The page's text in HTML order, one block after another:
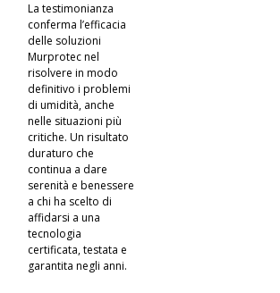
La testimonianza
conferma l’efficacia
delle soluzioni
Murprotec nel
risolvere in modo
definitivo i problemi
di umidità, anche
nelle situazioni più
critiche. Un risultato
duraturo che
continua a dare
serenità e benessere
a chi ha scelto di
affidarsi a una
tecnologia
certificata, testata e
garantita negli anni.